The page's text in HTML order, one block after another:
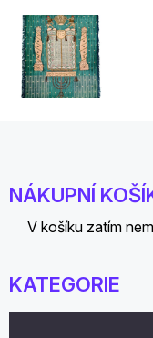
NÁKUPNÍ
V košíku zatím
KATEGORIE